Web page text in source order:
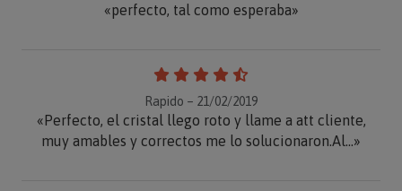
«perfecto, tal como esperaba»
Rapido – 21/02/2019
«Perfecto, el cristal llego roto y llame a att cliente,
muy amables y correctos me lo solucionaron.Al...»